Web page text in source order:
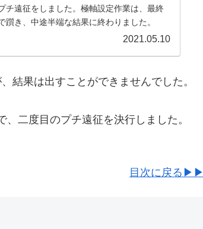
チ遠征をしました。極軸設定作業は、最終
き、中途半端な結果に終わりました。
2021.05.10
結果は出すことができませんでした。
二度目のプチ遠征を決行しました。
目次に戻る▶▶